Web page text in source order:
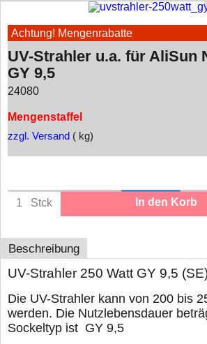
Achtung! Mengenrabatte
UV-Strahler u.a. für AliSun
GY 9,5
24080
Mengenstaffel
zzgl. Versand kg
Stck In den Korb
Beschreibung
UV-Strahler 250 Watt GY 9,5
Die UV-Strahler kann von 200 bis
werden. Die Nutzlebensdauer
Sockeltyp ist GY 9,5